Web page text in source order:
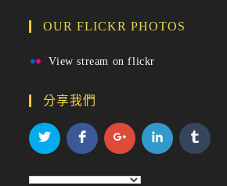
OUR FLICKR PHOTOS
View stream on flickr
分享我們